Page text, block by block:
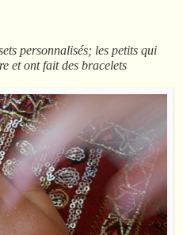
personnalisés; les petits qui
et ont fait des bracelets